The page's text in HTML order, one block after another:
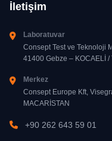
İletişim
Laboratuvar
Consept Test ve Teknoloji
41400 Gebze – KOCAELİ /
Merkez
Consept Europe Kft,
MACARİSTAN
+90 262 643 59 01